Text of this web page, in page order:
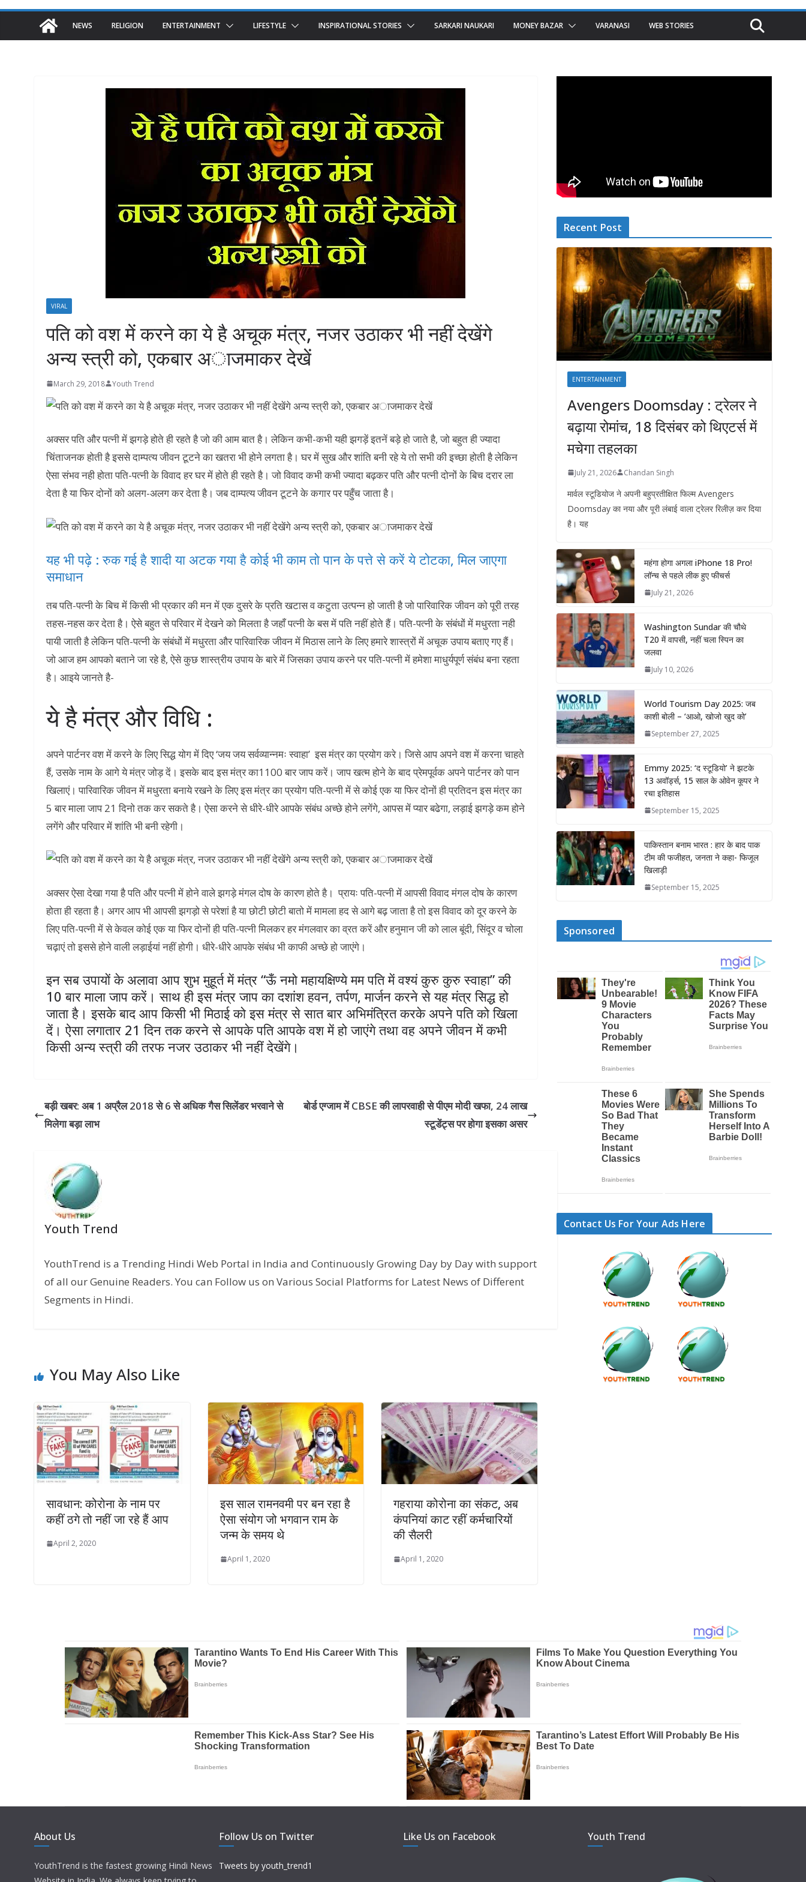
NEWS RELIGION ENTERTAINMENT LIFESTYLE INSPIRATIONAL STORIES SARKARI NAUKARI MONEY BAZAR VARANASI WEB STORIES
VIRAL
पति को वश में करने का ये है अचूक मंत्र, नजर उठाकर भी नहीं देखेंगे
अन्य स्त्री को, एकबार अाजमाकर देखें
March 29, 2018 Youth Trend
अक्सर पति और पत्नी में झगड़े होते ही रहते है जो की आम बात है। लेकिन कभी-कभी यही झगड़ें इतनें बड़े हो जाते है, जो बहुत ही ज्यादा
चिंताजनक होती है इससे दाम्पत्य जीवन टूटने का खतरा भी होने लगता है। घर में सुख और शांति बनी रहे ये तो सभी की इच्छा होती है लेकिन
ऐसा संभव नही होता पति-पत्नी के विवाद हर घर में होते ही रहते है। जो विवाद कभी कभी ज्यादा बढ़कर पति और पत्नी दोनों के बिच दरार ला
देता है या फिर दोनों को अलग-अलग कर देता है। जब दाम्पत्य जीवन टूटने के कगार पर पहुँच जाता है।
यह भी पढ़े : रुक गई है शादी या अटक गया है कोई भी काम तो पान के पत्ते से करें ये टोटका, मिल जाएगा
समाधान
तब पति-पत्नी के बिच में किसी भी प्रकार की मन में एक दुसरे के प्रति खटास व कटुता उत्पन्न हो जाती है जो पारिवारिक जीवन को पूरी तरह
तहस-नहस कर देता है। ऐसे बहुत से परिवार में देखने को मिलता है जहाँ पत्नी के बस में पति नहीं होते हैं। पति-पत्नी के संबंधों में मधुरता नही
पायी जाती है लेकिन पति-पत्नी के संबंधों में मधुरता और पारिवारिक जीवन में मिठास लाने के लिए हमारे शास्त्रों में अचूक उपाय बताए गए हैं।
जो आज हम आपको बताने जा रहे है, ऐसे कुछ शास्त्रीय उपाय के बारे में जिसका उपाय करने पर पति-पत्नी में हमेशा माधुर्यपूर्ण संबंध बना रहता
है। आइये जानते है-
ये है मंत्र और विधि :
अपने पार्टनर वश में करने के लिए सिद्ध योग में दिए ‘जय जय सर्वव्यान्नमः स्वाहा’ इस मंत्र का प्रयोग करे। जिसे आप अपने वश में करना चाहते
हैं, उसके नाम के आगे ये मंत्र जोड़ दें। इसके बाद इस मंत्र का1100 बार जाप करें। जाप खत्म होने के बाद प्रेमपूर्वक अपने पार्टनर को पान
खिलाएं। पारिवारिक जीवन में मधुरता बनाये रखने के लिए इस मंत्र का प्रयोग पति-पत्नी में से कोई एक या फिर दोनों ही प्रतिदन इस मंत्र का
5 बार माला जाप 21 दिनो तक कर सकते है। ऐसा करने से धीरे-धीरे आपके संबंध अच्छे होने लगेंगे, आपस में प्यार बढेगा, लड़ाई झगड़े कम होने
लगेंगे और परिवार में शांति भी बनी रहेगी।
अक्सर ऐसा देखा गया है पति और पत्नी में होने वाले झगड़े मंगल दोष के कारण होते है। प्रायः पति-पत्नी में आपसी विवाद मंगल दोष के कारण
होता ही रहता है। अगर आप भी आपसी झगड़ो से परेशां है या छोटी छोटी बातो में मामला हद से आगे बढ़ जाता है तो इस विवाद को दूर करने के
लिए पति-पत्नी में से केवल कोई एक या फिर दोनों ही पति-पत्नी मिलकर हर मंगलवार का व्रत करें और हनुमान जी को लाल बूंदी, सिंदूर व चोला
चढ़ाएं तो इससे होने वाली लड़ाईयां नहीं होगी। धीरे-धीरे आपके संबंध भी काफी अच्छे हो जाएंगे।
इन सब उपायों के अलावा आप शुभ मुहूर्त में मंत्र “ऊँ नमो महायक्षिण्ये मम पति में वश्यं कुरु कुरु स्वाहा” की
10 बार माला जाप करें। साथ ही इस मंत्र जाप का दशांश हवन, तर्पण, मार्जन करने से यह मंत्र सिद्ध हो
जाता है। इसके बाद आप किसी भी मिठाई को इस मंत्र से सात बार अभिमंत्रित करके अपने पति को खिला
दें। ऐसा लगातार 21 दिन तक करने से आपके पति आपके वश में हो जाएंगे तथा वह अपने जीवन में कभी
किसी अन्य स्त्री की तरफ नजर उठाकर भी नहीं देखेंगे।
बड़ी खबर: अब 1 अप्रैल 2018 से 6 से अधिक गैस सिलेंडर भरवाने से
मिलेगा बड़ा लाभ
बोर्ड एग्जाम में CBSE की लापरवाही से पीएम मोदी खफा, 24 लाख
स्टूडेंट्स पर होगा इसका असर
Youth Trend
YouthTrend is a Trending Hindi Web Portal in India and Continuously Growing Day by Day with support
of all our Genuine Readers. You can Follow us on Various Social Platforms for Latest News of Different
Segments in Hindi.
You May Also Like
सावधान: कोरोना के नाम पर
कहीं ठगे तो नहीं जा रहे हैं आप
April 2, 2020
इस साल रामनवमी पर बन रहा है
ऐसा संयोग जो भगवान राम के
जन्म के समय थे
April 1, 2020
गहराया कोरोना का संकट, अब
कंपनियां काट रहीं कर्मचारियों
की सैलरी
April 1, 2020
Recent Post
ENTERTAINMENT
Avengers Doomsday : ट्रेलर ने
बढ़ाया रोमांच, 18 दिसंबर को थिएटर्स में
मचेगा तहलका
July 21, 2026 Chandan Singh
मार्वल स्टूडियोज ने अपनी बहुप्रतीक्षित फिल्म Avengers
Doomsday का नया और पूरी लंबाई वाला ट्रेलर रिलीज़ कर दिया
है। यह
महंगा होगा अगला iPhone 18 Pro!
लॉन्च से पहले लीक हुए फीचर्स
July 21, 2026
Washington Sundar की चौथे
T20 में वापसी, नहीं चला स्पिन का
जलवा
July 10, 2026
World Tourism Day 2025: जब
काशी बोली – ‘आओ, खोजो खुद को’
September 27, 2025
Emmy 2025: ‘द स्टूडियो’ ने झटके
13 अवॉर्ड्स, 15 साल के ओवेन कूपर ने
रचा इतिहास
September 15, 2025
पाकिस्तान बनाम भारत : हार के बाद पाक
टीम की फजीहत, जनता ने कहा- फिजूल
खिलाड़ी
September 15, 2025
Sponsored
Contact Us For Your Ads Here
About Us
YouthTrend is the fastest growing Hindi News
Follow Us on Twitter
Tweets by youth_trend1
Like Us on Facebook Youth Trend